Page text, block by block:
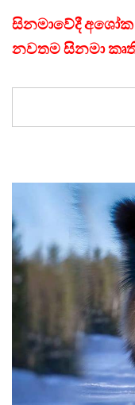
සිනමාවේදී
නවතම සිනමා